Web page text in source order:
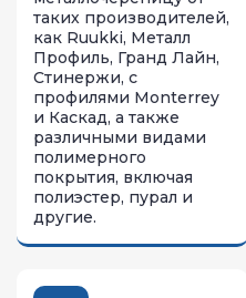
таких производителей,
как Ruukki, Металл
Профиль, Гранд Лайн,
Стинержи, с
профилями Monterrey
и Каскад, а также
различными видами
полимерного
покрытия, включая
полиэстер, пурал и
другие.